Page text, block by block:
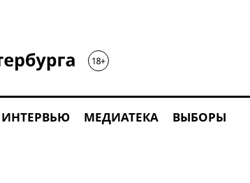
ИНТЕРВЬЮ МЕДИАТЕКА ВЫБОРЫ